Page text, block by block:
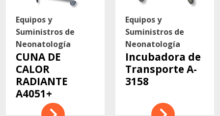
Equipos y
Suministros de
Neonatología
CUNA DE
CALOR
RADIANTE
A4051+
Equipos y
Suministros de
Neonatología
Incubadora de
Transporte A-
3158